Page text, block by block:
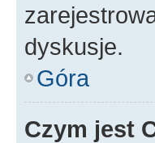
dyskusje.
Góra
Czym jest